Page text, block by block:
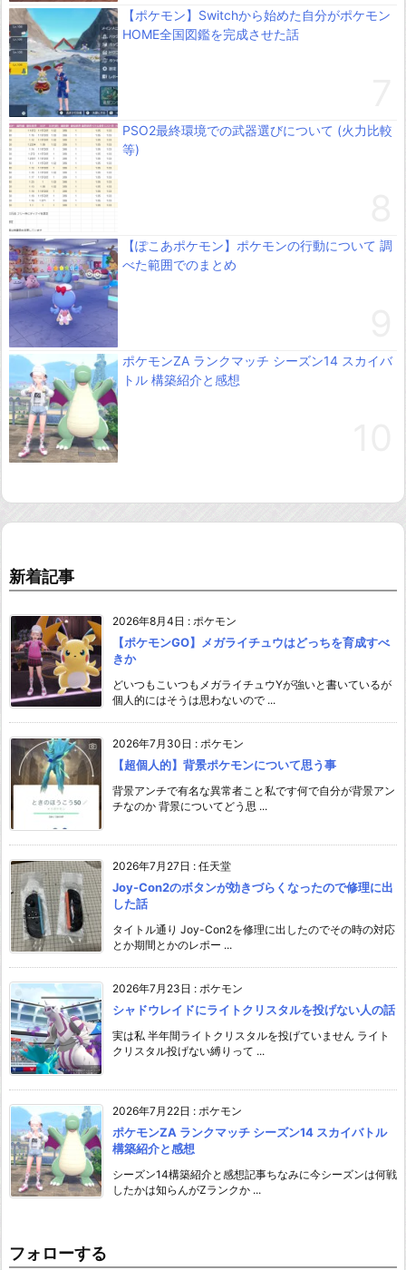
【ポケモン】Switchから始めた自分がポケモン
HOME全国図鑑を完成させた話
PSO2最終環境での武器選びについて (火力比較
等)
【ぽこあポケモン】ポケモンの行動について 調
べた範囲でのまとめ
ポケモンZA ランクマッチ シーズン14 スカイバ
トル 構築紹介と感想
新着記事
2026年8月4日 : ポケモン
【ポケモンGO】メガライチュウはどっちを育成すべ
きか
どいつもこいつもメガライチュウYが強いと書いているが
個人的にはそうは思わないので ...
2026年7月30日 : ポケモン
【超個人的】背景ポケモンについて思う事
背景アンチで有名な異常者こと私です何で自分が背景アン
チなのか 背景についてどう思 ...
2026年7月27日 : 任天堂
Joy-Con2のボタンが効きづらくなったので修理に出
した話
タイトル通り Joy-Con2を修理に出したのでその時の対応
とか期間とかのレポー ...
2026年7月23日 : ポケモン
シャドウレイドにライトクリスタルを投げない人の話
実は私 半年間ライトクリスタルを投げていません ライト
クリスタル投げない縛りって ...
2026年7月22日 : ポケモン
ポケモンZA ランクマッチ シーズン14 スカイバトル
構築紹介と感想
シーズン14構築紹介と感想記事ちなみに今シーズンは何戦
したかは知らんがZランクか ...
フォローする